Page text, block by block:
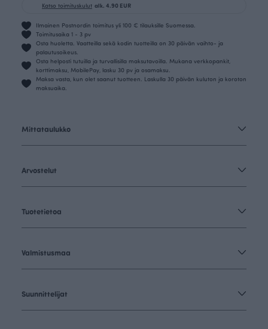
Katso toimituskulut alk. 4.90 EUR
Ilmainen Postnordin toimitus yli 100 € tilauksille Suomessa.
Toimitusaika 1 - 3 pv
Osta huoletta. Vaatteilla sekä kodin tuotteilla on 30 päivän vaihto- ja
palautusoikeus.
Osta helposti tutuilla ja turvallisilla maksutavoilla. Mukana verkkopankit,
korttimaksu, MobilePay, lasku 30 pv ja osamaksu.
Maksa vasta, kun olet saanut tuotteen. Laskulla 30 päivän kuluton ja koroton
maksuaika.
Mittataulukko
Arvostelut
Tuotetietoa
Valmistusmaa
Suunnittelijat